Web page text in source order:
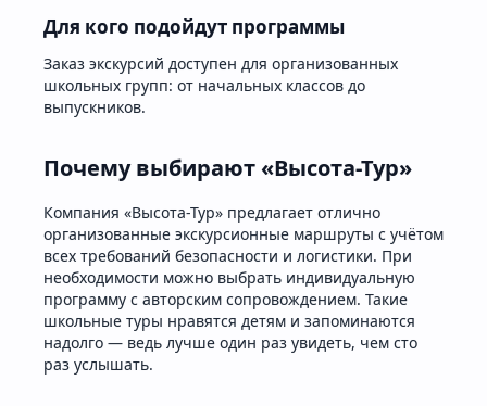
Для кого подойдут программы
Заказ экскурсий доступен для организованных
школьных групп: от начальных классов до
выпускников.
Почему выбирают «Высота-Тур»
Компания «Высота-Тур» предлагает отлично
организованные экскурсионные маршруты с учётом
всех требований безопасности и логистики. При
необходимости можно выбрать индивидуальную
программу с авторским сопровождением. Такие
школьные туры нравятся детям и запоминаются
надолго — ведь лучше один раз увидеть, чем сто
раз услышать.